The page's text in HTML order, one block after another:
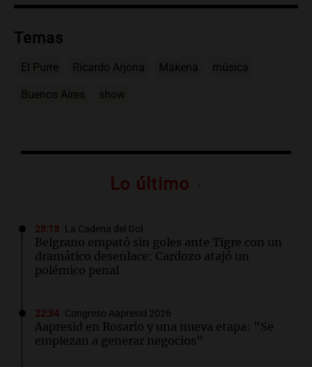
Temas
El Purre Ricardo Arjona Makena música
Buenos Aires show
Lo último
23:13 La Cadena del Gol
Belgrano empató sin goles ante Tigre con un
dramático desenlace: Cardozo atajó un
polémico penal
22:34 Congreso Aapresid 2026
Aapresid en Rosario y una nueva etapa: "Se
empiezan a generar negocios"